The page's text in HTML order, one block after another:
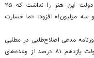
وکیلی با بیان اینکه «هیچ دولتی مانند این دولت این هنر را نداشت که ۲۵
سه میلیون!» افزود: «ما خسارت
پیش‌تر از آن و در سال ۹۵ یک روزنامه مدعی اصلاح‌طلبی در مطلبی
نوشته بود «با گذشت بیش از سه سال از دولت یازدهم ۸۱ درصد از وعده‌های